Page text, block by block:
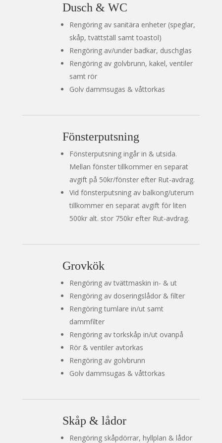
Dusch & WC
Rengöring av sanitära enheter (speglar,
skåp, tvättställ samt toastol)
Rengöring av/under badkar, duschglas
Rengöring av golvbrunn, kakel, ventiler
samt rör
Golv dammsugas & våttorkas
Fönsterputsning
Fönsterputsning ingår in & utsida.
Mellan fönster tillkommer en separat
avgift på 50kr/fönster efter Rut-avdrag.
Vid fönsterputsning av balkong/uterum
tillkommer en separat avgift för liten
500kr alt. stor 750kr efter Rut-avdrag.
Grovkök
Rengöring av tvättmaskin in- & ut
Rengöring av doseringslådor & filter
Rengöring tumlare in/ut samt
dammfilter
Rengöring av torkskåp in/ut ovanpå
Rör & ventiler avtorkas
Rengöring av golvbrunn
Golv dammsugas & våttorkas
Skåp & lådor
Rengöring skåpdörrar, hyllplan & lådor